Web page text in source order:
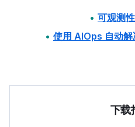
可观测
使用 AIOps 自动
下载